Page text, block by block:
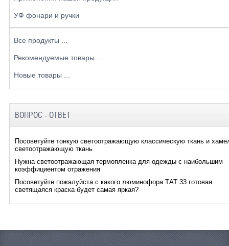
УФ фонари и ручки
Все продукты ...
Рекомендуемые товары ...
Новые товары ...
ВОПРОС - ОТВЕТ
Посоветуйте тонкую светоотражающую классическую ткань и
светоотражающую ткань
Нужна светоотражающая термопленка для одежды с наибольшим
коэффициентом отражения
Посоветуйте пожалуйста с какого люминофора ТАТ 33 готовая
светящаяся краска будет самая яркая?